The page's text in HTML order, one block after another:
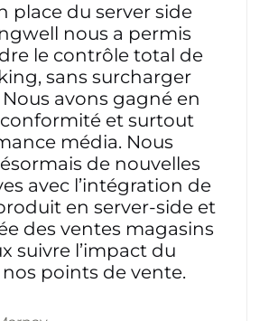
place du server side
nous a permis
le contrôle total de
sans surcharger
avons gagné en
et surtout
média. Nous
de nouvelles
avec l’intégration de
en server-side et
des ventes magasins
suivre l’impact du
points de vente.